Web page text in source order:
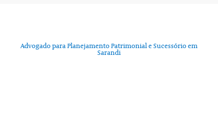
Advogado para Planejamento Patrimonial e Sucessório em
Sarandi